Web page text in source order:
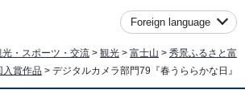
Foreign language
光・スポーツ・交流 > 観光 > 富士山 > 秀景ふるさと富
入賞作品 > デジタルカメラ部門79『春うららかな日』